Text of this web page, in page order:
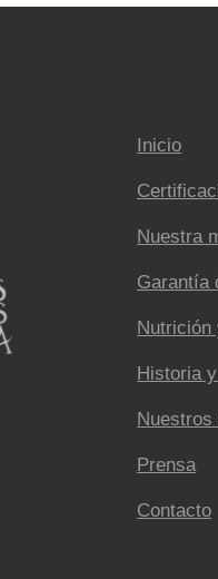
Inicio
Nuestra
Garantía
Nutrición
Historia
Nuestros
Prensa
Contacto